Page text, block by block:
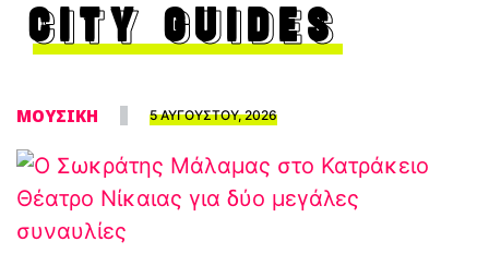
CITY GUIDES
ΜΟΥΣΙΚΗ 5 ΑΥΓΟΥΣΤΟΥ, 2026